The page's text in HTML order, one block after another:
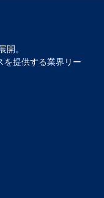
。
を提供する業界リー